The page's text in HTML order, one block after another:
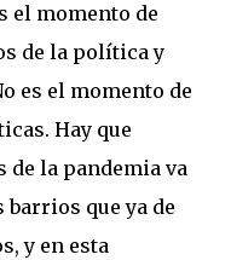
el momento de
de la política y
es el momento de
Hay que
de la pandemia va
barrios que ya de
y en esta